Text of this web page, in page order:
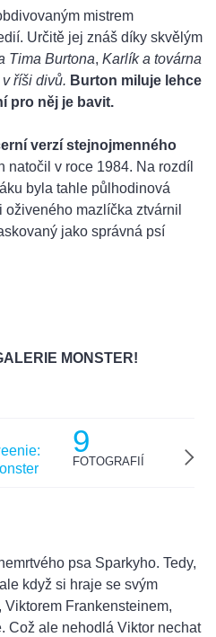
mistrem
Určitě jej znáš díky skvělým
Tima Burtona, Karlík a továrna
říši divů. Burton miluje lehce
pro něj je bavit.
verzí stejnojmenného
natočil v roce 1984. Na rozdíl
byla tahle půlhodinová
mazlíčka ztvárnil
jako správná psí
MONSTER!
9
FOTOGRAFIÍ
psa Sparkyho. Tedy,
když si hraje se svým
Frankensteinem,
Což ale nehodlá Viktor nechat